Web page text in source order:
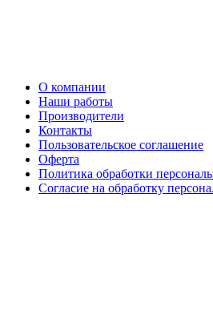
О компании
Наши работы
Производители
Контакты
Пользовательское соглашение
Оферта
Политика обработки
Согласие на обработку